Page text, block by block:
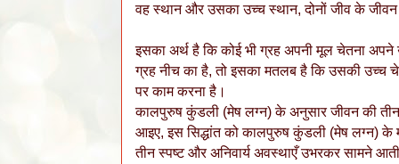
वह स्थान और उसका उच्च स्थान, दोनों जीव के
इसका अर्थ है कि कोई भी ग्रह अपनी मूल चेतना अपने
ग्रह नीच का है, तो इसका मतलब है कि उसकी उच्च
पर काम करना है।
कालपुरुष कुंडली (मेष लग्न) के अनुसार जीवन की तीन
आइए, इस सिद्धांत को कालपुरुष कुंडली (मेष लग्न) के
तीन स्पष्ट और अनिवार्य अवस्थाएँ उभरकर सामने